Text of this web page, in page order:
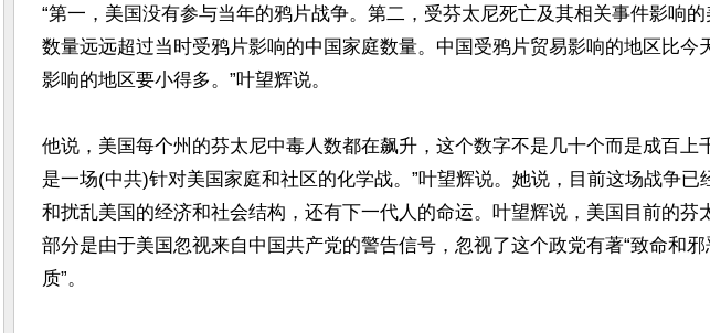
“第一，美国没有参与当年的鸦片战争。第二，受芬太尼死亡及其相关事件影响的
数量远远超过当时受鸦片影响的中国家庭数量。中国受鸦片贸易影响的地区比今
影响的地区要小得多。”叶望辉说。
他说，美国每个州的芬太尼中毒人数都在飙升，这个数字不是几十个而是成百上
是一场(中共)针对美国家庭和社区的化学战。”叶望辉说。她说，目前这场战争已
和扰乱美国的经济和社会结构，还有下一代人的命运。叶望辉说，美国目前的芬
部分是由于美国忽视来自中国共产党的警告信号，忽视了这个政党有著“致命和邪
质”。